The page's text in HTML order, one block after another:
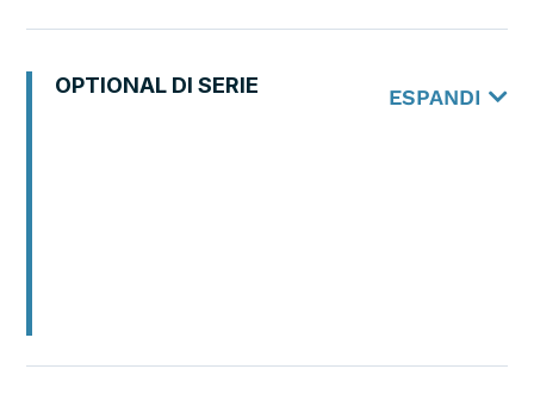
OPTIONAL DI SERIE ESPANDI